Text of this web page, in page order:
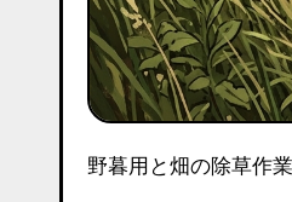
野暮用と畑の除草